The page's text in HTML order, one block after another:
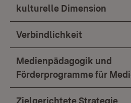
kulturelle Dimension
Verbindlichkeit
Medienpädagogik und
Förderprogramme für
Zielgerichtete Strategie